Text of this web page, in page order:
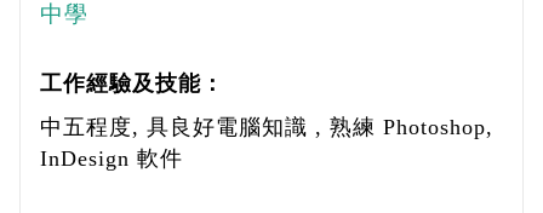
中學
工作經驗及技能：
中五程度, 具良好電腦知識 , 熟練 Photoshop,
InDesign 軟件